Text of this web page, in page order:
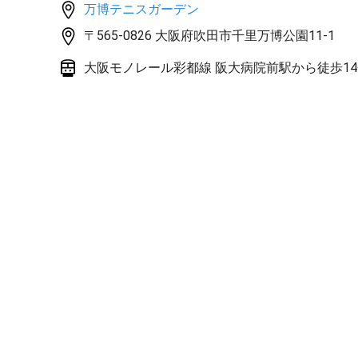
万博テニスガーデン
〒565-0826 大阪府吹田市千里万博公園11-1
大阪モノレール彩都線 阪大病院前駅から徒歩